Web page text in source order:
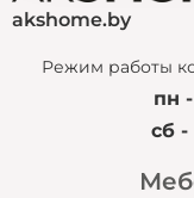
akshome.by
Режим работы
пн
сб -